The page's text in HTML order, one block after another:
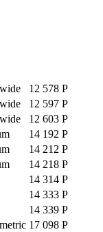
12 578 Р
12 597 Р
12 603 Р
14 192 Р
14 212 Р
14 218 Р
14 314 Р
14 333 Р
14 339 Р
17 098 Р